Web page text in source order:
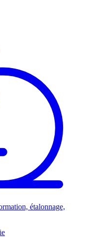
étalonnage,